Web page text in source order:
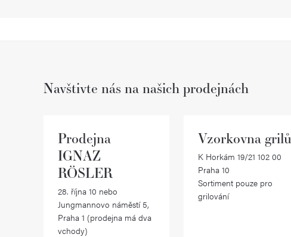
Navštivte nás na našich prodejnách
Prodejna
IGNAZ
RÖSLER
28. října 10 nebo
Jungmannovo náměstí 5,
Praha 1 (prodejna má dva
vchody)
Vzorkovna grilů
K Horkám 19/21 102 00
Praha 10
Sortiment pouze pro
grilování